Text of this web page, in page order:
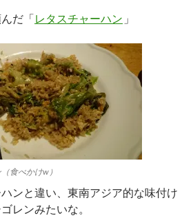
だ「レタスチャーハン 」
食べかけw）
ンと違い、東南アジア的な味付け
レンみたいな。